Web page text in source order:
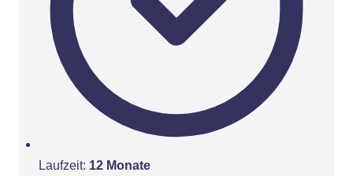
Laufzeit: 12 Monate